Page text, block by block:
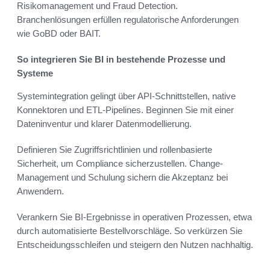
Risikomanagement und Fraud Detection.
Branchenlösungen erfüllen regulatorische Anforderungen
wie GoBD oder BAIT.
So integrieren Sie BI in bestehende Prozesse und
Systeme
Systemintegration gelingt über API-Schnittstellen, native
Konnektoren und ETL-Pipelines. Beginnen Sie mit einer
Dateninventur und klarer Datenmodellierung.
Definieren Sie Zugriffsrichtlinien und rollenbasierte
Sicherheit, um Compliance sicherzustellen. Change-
Management und Schulung sichern die Akzeptanz bei
Anwendern.
Verankern Sie BI-Ergebnisse in operativen Prozessen, etwa
durch automatisierte Bestellvorschläge. So verkürzen Sie
Entscheidungsschleifen und steigern den Nutzen nachhaltig.